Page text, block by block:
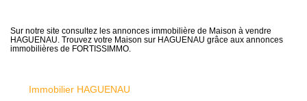
GESTION
Créer une alerte
Sur notre site consultez les annonces immobilière de Maison à vendre
HAGUENAU. Trouvez votre Maison sur HAGUENAU grâce aux annonces
immobilières de FORTISSIMMO.
Immobilier HAGUENAU